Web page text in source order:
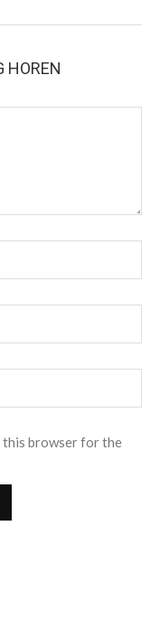
HOREN
this browser for the